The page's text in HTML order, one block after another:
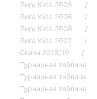
Лига Kids-2005
Лига Kids-2006
Лига Kids-2008
Лига Kids-2007
Сезон 2018/19
Турнирная таблица
Турнирная таблица
Турнирная таблица